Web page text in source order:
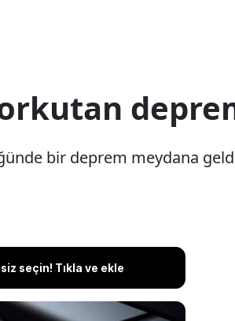
bir deprem meydana
seçin! Tıkla ve ekle